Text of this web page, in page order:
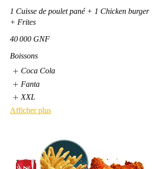
1 Cuisse de poulet pané + 1 Chicken burger
+ Frites
40 000 GNF
Boissons
Coca Cola
Fanta
XXL
Afficher plus